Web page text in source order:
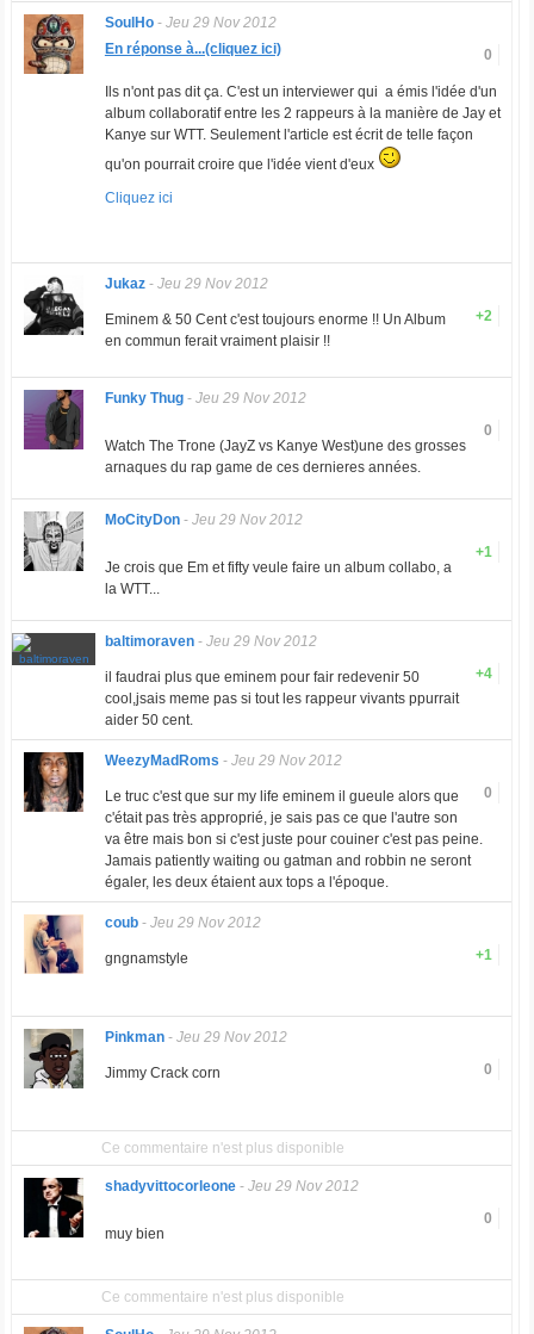
SoulHo- Jeu 29 Nov 2012
0
En réponse à...(cliquez ici)
Ils n'ont pas dit ça. C'est un interviewer qui a émis l'idée d'un
album collaboratif entre les 2 rappeurs à la manière de Jay et
Kanye sur WTT. Seulement l'article est écrit de telle façon
qu'on pourrait croire que l'idée vient d'eux
Cliquez ici
Jukaz- Jeu 29 Nov 2012
+2
Eminem & 50 Cent c'est toujours enorme !! Un Album
en commun ferait vraiment plaisir !!
Funky Thug- Jeu 29 Nov 2012
0
Watch The Trone (JayZ vs Kanye West)une des grosses
arnaques du rap game de ces dernieres années.
MoCityDon- Jeu 29 Nov 2012
+1
Je crois que Em et fifty veule faire un album collabo, a
la WTT...
baltimoraven- Jeu 29 Nov 2012
+4
il faudrai plus que eminem pour fair redevenir 50
cool,jsais meme pas si tout les rappeur vivants ppurrait
aider 50 cent.
WeezyMadRoms - Jeu 29 Nov 2012
0
Le truc c'est que sur my life eminem il gueule alors que
c'était pas très approprié, je sais pas ce que l'autre son
va être mais bon si c'est juste pour couiner c'est pas peine.
Jamais patiently waiting ou gatman and robbin ne seront
égaler, les deux étaient aux tops a l'époque.
coub- Jeu 29 Nov 2012
+1
gngnamstyle
Pinkman- Jeu 29 Nov 2012
0
Jimmy Crack corn
Ce commentaire n'est plus disponible
shadyvittocorleone- Jeu 29 Nov 2012
0
muy bien
Ce commentaire n'est plus disponible